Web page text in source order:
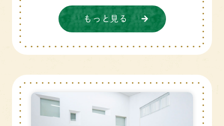
もっと見る